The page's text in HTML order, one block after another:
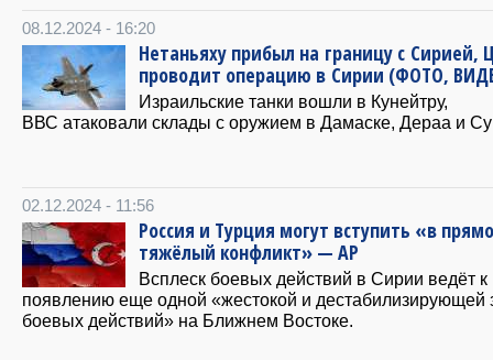
08.12.2024 - 16:20
Нетаньяху прибыл на границу с Сирией,
проводит операцию в Сирии (ФОТО,
Израильские танки вошли в Кунейтру,
ВВС атаковали склады с оружием в Дамаске, Дераа и
02.12.2024 - 11:56
Россия и Турция могут вступить «в
тяжёлый конфликт» — AP
Всплеск боевых действий в Сирии ведёт к
появлению еще одной «жестокой и дестабилизирующей
боевых действий» на Ближнем Востоке.